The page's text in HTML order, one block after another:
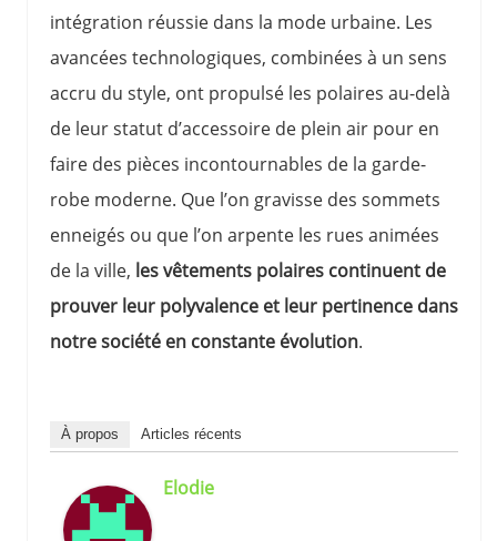
intégration réussie dans la mode urbaine. Les
avancées technologiques, combinées à un sens
accru du style, ont propulsé les polaires au-delà
de leur statut d’accessoire de plein air pour en
faire des pièces incontournables de la garde-
robe moderne. Que l’on gravisse des sommets
enneigés ou que l’on arpente les rues animées
de la ville, les vêtements polaires continuent de
prouver leur polyvalence et leur pertinence dans
notre société en constante évolution.
À propos Articles récents
Elodie